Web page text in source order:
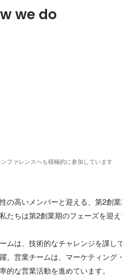
we do
ファレンスへも積極的に参加しています
性の高いメンバーと迎える、第2創業
たちは第2創業期のフェーズを迎え
ムは、技術的なチャレンジを課
。営業チームは、マーケティン
的な営業活動を進めています。